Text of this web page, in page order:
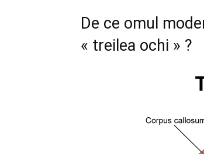
De ce omul
« treilea ochi » ?